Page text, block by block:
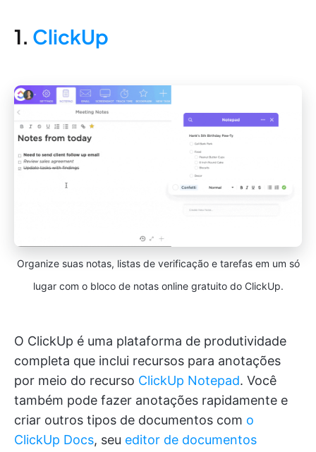
1. ClickUp
Organize suas notas, listas de verificação e tarefas em um só
lugar com o bloco de notas online gratuito do ClickUp.
O ClickUp é uma plataforma de produtividade
completa que inclui recursos para anotações
por meio do recurso ClickUp Notepad. Você
também pode fazer anotações rapidamente e
criar outros tipos de documentos com o
ClickUp Docs, seu editor de documentos